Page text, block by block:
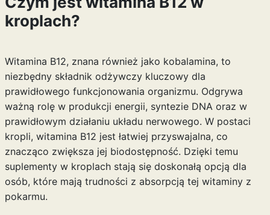
kroplach?
Witamina B12, znana również jako kobalamina, to
niezbędny składnik odżywczy kluczowy dla
prawidłowego funkcjonowania organizmu. Odgrywa
ważną rolę w produkcji energii, syntezie DNA oraz w
prawidłowym działaniu układu nerwowego. W postaci
kropli, witamina B12 jest łatwiej przyswajalna, co
znacząco zwiększa jej biodostępność. Dzięki temu
suplementy w kroplach stają się doskonałą opcją dla
osób, które mają trudności z absorpcją tej witaminy z
pokarmu.